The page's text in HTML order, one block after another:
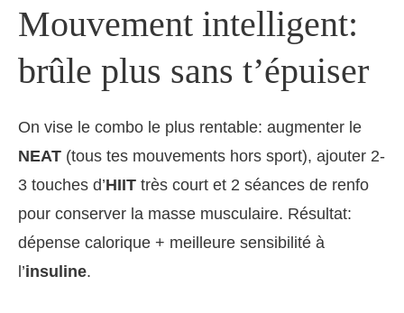
Mouvement intelligent:
brûle plus sans t’épuiser
On vise le combo le plus rentable: augmenter le
NEAT (tous tes mouvements hors sport), ajouter 2-
3 touches d’HIIT très court et 2 séances de renfo
pour conserver la masse musculaire. Résultat:
dépense calorique + meilleure sensibilité à
l’insuline.